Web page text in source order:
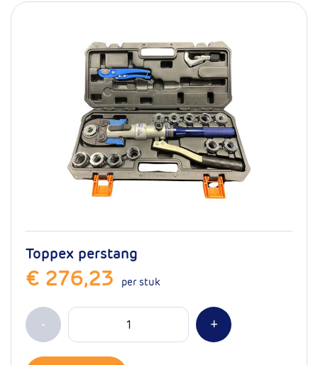
Toppex perstang
€ 276,23 per stuk
- Min 1
Aantal
+Plus 1